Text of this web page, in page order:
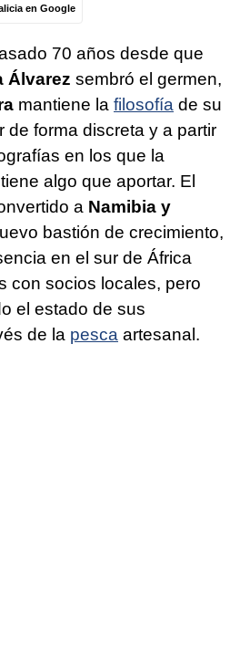
en Google
70 años desde que
Álvarez sembró el germen,
mantiene la filosofía de su
de forma discreta y a partir
en los que la
algo que aportar. El
a Namibia y
bastión de crecimiento,
en el sur de África
con socios locales, pero
el estado de sus
de la pesca artesanal.